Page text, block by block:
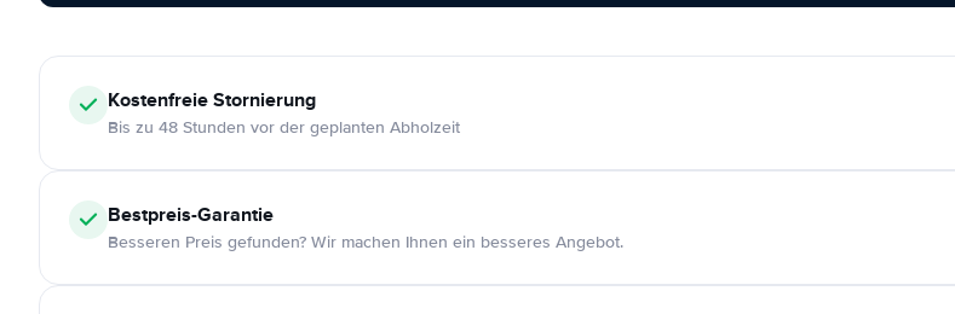
KostenfreieStornierung
Bis zu 48 Stunden vor der geplanten Abholzeit
Bestpreis-Garantie
Besseren Preis gefunden? Wir machen Ihnen ein besseres Angebot.